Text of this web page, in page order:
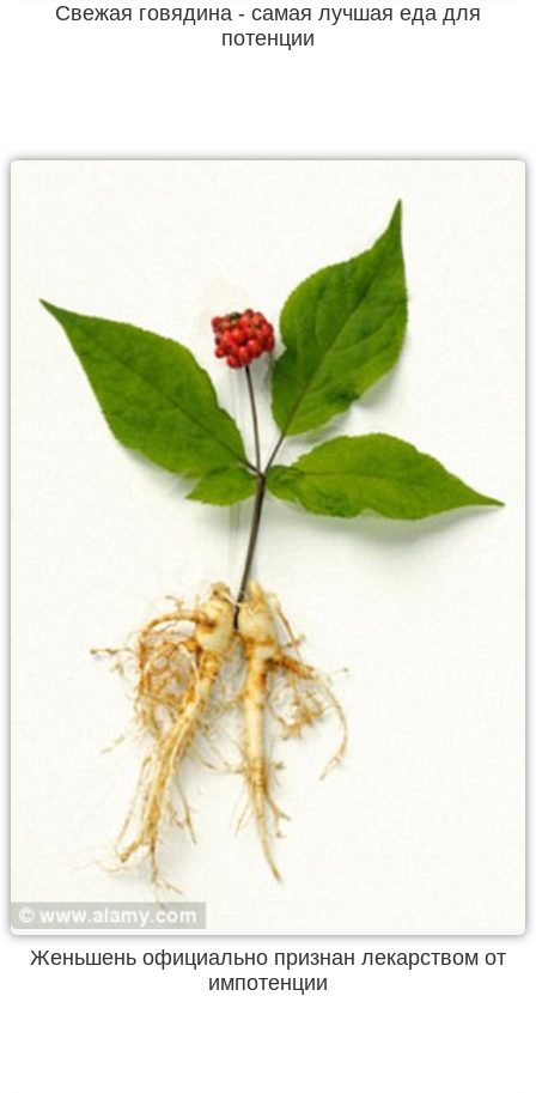
Свежая говядина - самая лучшая еда для
потенции
Женьшень официально признан лекарством от
импотенции